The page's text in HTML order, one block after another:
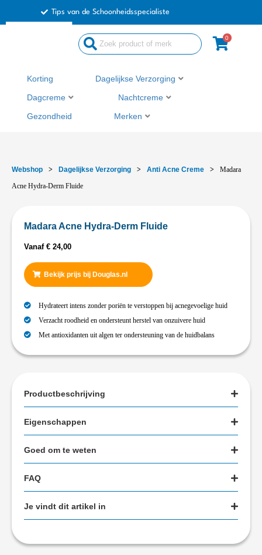
Tips van de Schoonheidsspecialiste
0
Korting Dagelijkse Verzorging
Dagcreme Nachtcreme
Gezondheid Merken
Webshop > Dagelijkse Verzorging > Anti Acne Creme >
Madara
Acne Hydra-Derm Fluide
Madara Acne Hydra-Derm Fluide
Vanaf € 24,00
Bekijk prijs bij Douglas.nl
Hydrateert intens zonder poriën te verstoppen bij acnegevoelige huid
Verzacht roodheid en ondersteunt herstel van onzuivere huid
Met antioxidanten uit algen ter ondersteuning van de huidbalans
Productbeschrijving
Eigenschappen
Goed om te weten
FAQ
Je vindt dit artikel in